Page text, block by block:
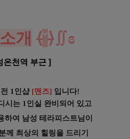
소개 ⟨ˇ⟩ ∬ɞ
온천역 부근 ]
1인샵 [맨즈] 입니다!
시는 1인실 완비되어 있고
하여 남성 테라피스트님이
께 최상의 힐링을 드리기